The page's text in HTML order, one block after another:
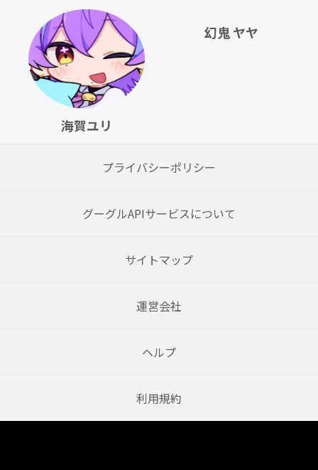
海賀ユリ
幻鬼 ヤヤ
プライバシーポリシー
グーグルAPIサービスについて
サイトマップ
運営会社
ヘルプ
利用規約